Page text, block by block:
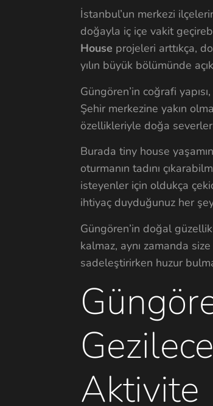
İstanbul’un merkezi
doğayla iç içe vakit
House projeleri arttıkça,
yılın büyük bölümünde
Güngören’in coğrafi
Şehir merkezine yakın
özellikleriyle doğa
Burada tiny house
oturmanın tadını
isteyenler için oldukça
ihtiyaç duyduğunuz her
Güngören’in doğal
kalmaz, aynı zamanda
sadeleştirirken huzur
Aktivite